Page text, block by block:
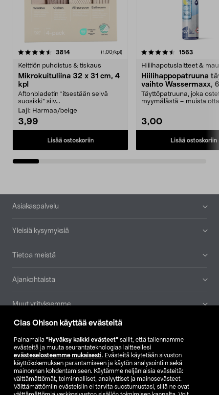
Clas Ohlson käyttää evästeitä
Painamalla ”Hyväksy kaikki evästeet” sallit, että tallennamme
evästeitä ja muuta seurantateknologiaa laitteellesi
evästeselosteemme mukaisesti. Evästeitä käytetään sivuston
käyttökokemuksen parantamiseen ja käytön analysointiin sekä
mainonnan kohdentamiseen. Käytämme neljänlaisia evästeitä:
välttämättömät, toiminnalliset, analyyttiset ja mainosevästeet.
Välttämättömiin evästeisiin ei tarvita suostumustasi, sillä ne ovat
3814arvostelut (1,00/kpl)
Keittiön puhdistus & tiskaus
Mikrokuituliina 32 x 31 cm, 4
kpl
Aftonbladetin "itsestään selvä
suosikki" siiv...
Laji: Harmaa/beige
3,99
Lisää ostoskoriin
4.5viidestä
1563
Hiilihapotuslaitteet &
Hiilihappopatruuna
vaihto Wassermaxx,
Täyttöpatruuna, joka
myymälästä – muista
3,00
Lisää ostoskoriin
4.5viidestä
Alatunniste
Asiakaspalvelu
Yleisiä kysymyksiä
Tietoa meistä
Ajankohtaista
Muut yrityksemme
Etsi myymälä
SE NO FI
FI SV